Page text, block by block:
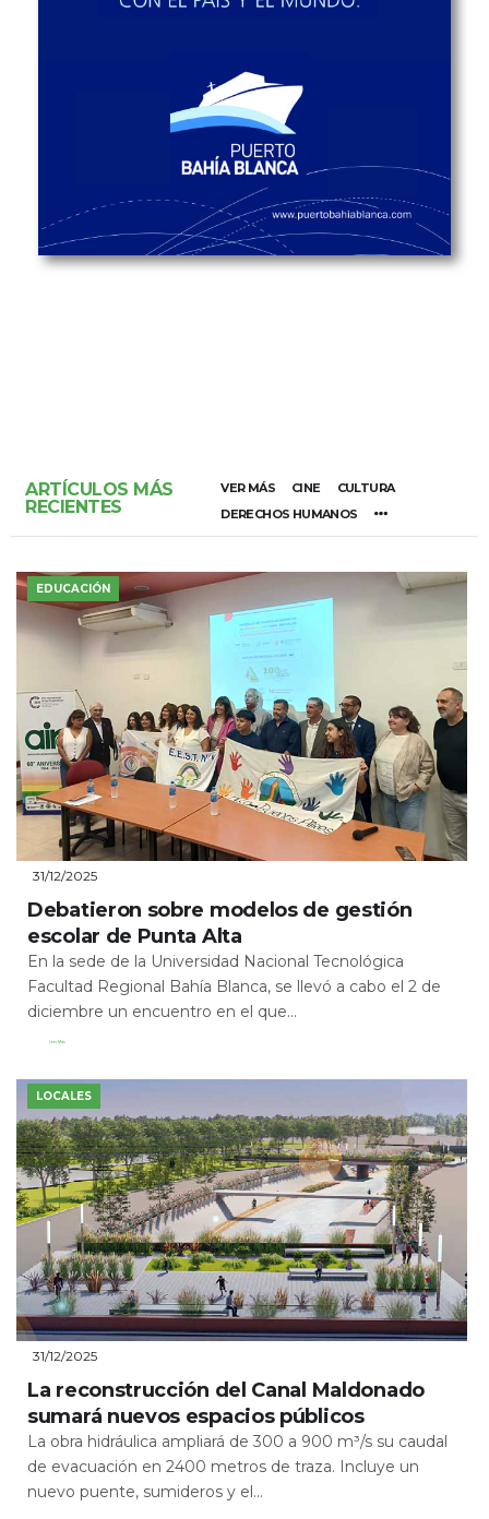
ARTÍCULOS MÁS
RECIENTES
VER MÁS CINE
CULTURA
DERECHOS HUMANOS
EDUCACIÓN
31/12/2025
Debatieron sobre modelos de gestión
escolar de Punta Alta
En la sede de la Universidad Nacional Tecnológica
Facultad Regional Bahía Blanca, se llevó a cabo el 2 de
diciembre un encuentro en el que...
Leer Más
LOCALES
31/12/2025
La reconstrucción del Canal Maldonado
sumará nuevos espacios públicos
La obra hidráulica ampliará de 300 a 900 m³/s su caudal
de evacuación en 2400 metros de traza. Incluye un
nuevo puente, sumideros y el...